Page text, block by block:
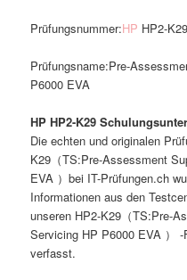
Prüfungsnummer:HP HP2-K29
Prüfungsname:Pre-
P6000 EVA
HP HP2-K29
Die echten und originalen
K29（TS:Pre-Assessment
EVA ）bei IT-Prüfungen.ch
Informationen aus den
unseren HP2-K29（TS:Pre-
Servicing HP P6000 EVA ）
verfasst.